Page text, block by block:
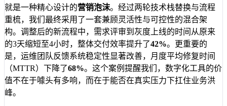
就是一种精心设计的营销泡沫。经过两轮技术栈替换与流程
重梳，我们最终采用了一套兼顾灵活性与可控性的混合架
构。调整后的新流程中，需求评审到灰度上线的时间从原来
的3天缩短至4小时，整体交付效率提升了42%。更重要的
是，运维团队反馈系统稳定性显著改善，月度平均修复时间
（MTTR）下降了68%。这个案例提醒我们，数字化工具的价
值不在于噱头有多响，而在于能否在真实压力下扛住业务洪
峰。